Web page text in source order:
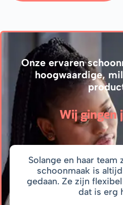
Onze ervaren
hoogwaardige,
Wij gingen
Solange en haar team
schoonmaak is
gedaan. Ze zijn
dat is erg